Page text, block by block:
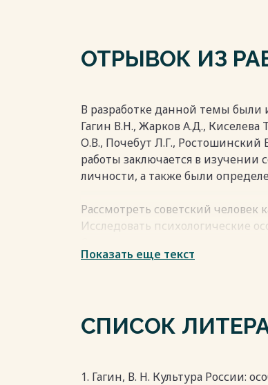
Современная Россия находится
и разрушением
человека остается актуальным
Весь текст будет доступен
ОТРЫВОК ИЗ
В разработке данной темы были
Гагин В.Н., Жарков А.Д.,
О.В., Почебут Л.Г., Ростошинский
работы заключается в изучении
личности, а также были
Рассмотреть советский человек
Исследовать психологические
человеком. Структура работы
Показать еще текст
СПИСОК
1. Гагин, В. Н. Культура России: